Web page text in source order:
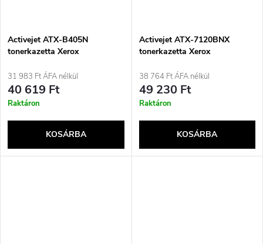
Activejet ATX-B405N
tonerkazetta Xerox
106R03585 utángyártott
tonerkazetta; Supreme; 24600
oldal; fekete
31 983 Ft ÁFA nélkül
40 619 Ft
Raktáron
KOSÁRBA
Activejet ATX-7120BNX
tonerkazetta Xerox
WC7120K utángyártott;
Supreme; 22000 oldal; fekete
38 764 Ft ÁFA nélkül
49 230 Ft
Raktáron
KOSÁRBA